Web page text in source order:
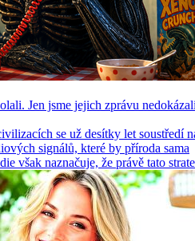
Jen jsme jejich zprávu
se už desítky let soustředí
signálů, které by příroda sama
však naznačuje, že právě tato strate